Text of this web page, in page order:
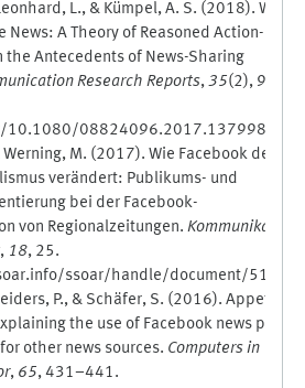
L., & Kümpel, A. S. (2018). Why
News: A Theory of Reasoned Action-
the Antecedents of News-Sharing
Research Reports, 35(2), 91–
08824096.2017.1379984
Werning, M. (2017). Wie Facebook den
verändert: Publikums- und
bei der Facebook-
von Regionalzeitungen. Kommunikation
, 18, 25.
ssoar/handle/document/51469
P., & Schäfer, S. (2016). Appetizer
the use of Facebook news posts
other news sources. Computers in
, 65, 431–441.